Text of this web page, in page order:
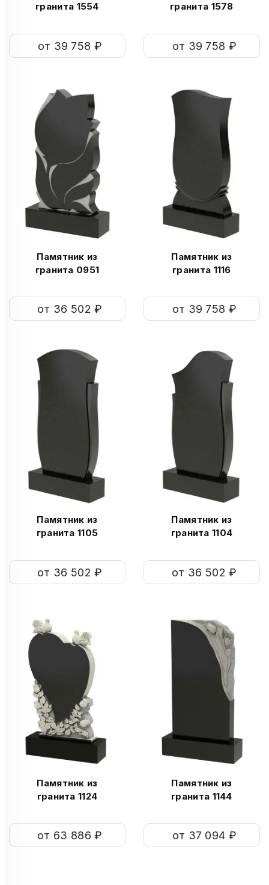
гранита 1554
от 39 758 ₽
гранита 1578
от 39 758 ₽
Памятник из
гранита 0951
от 36 502 ₽
Памятник из
гранита 1116
от 39 758 ₽
Памятник из
гранита 1105
от 36 502 ₽
Памятник из
гранита 1104
от 36 502 ₽
Памятник из
гранита 1124
от 63 886 ₽
Памятник из
гранита 1144
от 37 094 ₽